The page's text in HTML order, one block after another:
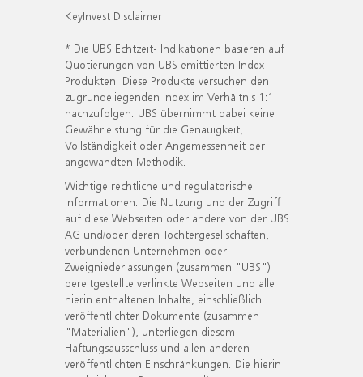
KeyInvest Disclaimer
* Die UBS Echtzeit- Indikationen basieren auf
Quotierungen von UBS emittierten Index-
Produkten. Diese Produkte versuchen den
zugrundeliegenden Index im Verhältnis 1:1
nachzufolgen. UBS übernimmt dabei keine
Gewährleistung für die Genauigkeit,
Vollständigkeit oder Angemessenheit der
angewandten Methodik.
Wichtige rechtliche und regulatorische
Informationen. Die Nutzung und der Zugriff
auf diese Webseiten oder andere von der UBS
AG und/oder deren Tochtergesellschaften,
verbundenen Unternehmen oder
Zweigniederlassungen (zusammen "UBS")
bereitgestellte verlinkte Webseiten und alle
hierin enthaltenen Inhalte, einschließlich
veröffentlichter Dokumente (zusammen
"Materialien"), unterliegen diesem
Haftungsausschluss und allen anderen
veröffentlichten Einschränkungen. Die hierin